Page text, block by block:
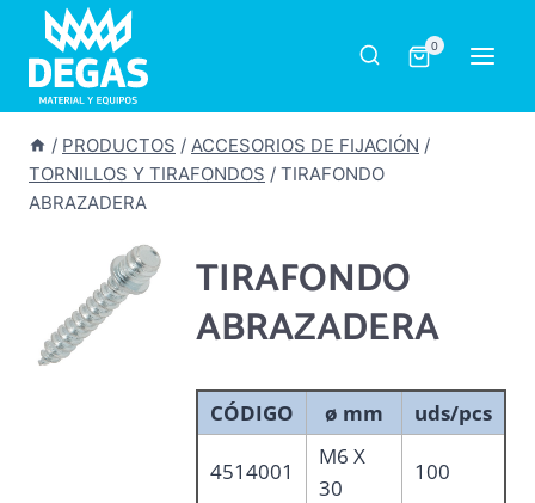
Saltar
contenido
0
/ PRODUCTOS / ACCESORIOS DE FIJACIÓN /
TORNILLOS Y TIRAFONDOS / TIRAFONDO
ABRAZADERA
TIRAFONDO
ABRAZADERA
CÓDIGO ø mm uds/pcs
4514001
M6 X
30
100